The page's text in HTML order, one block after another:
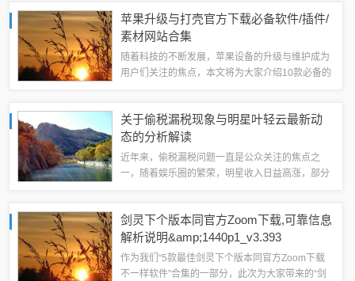
传递，让读者了解最新动态，而丹灶镇作为某...
苹果升级与打壳官方下载必备软件/插件/
素材网站合集
随着科技的不断发展，苹果设备的升级与维护成为
用户们关注的焦点，本文将为大家介绍10款必备的
这些推荐均为行业内的佼佼者，无论是新...
关于偷税漏税现象与明星叶轻云最新动
态的分析解读
近年来，偷税漏税问题一直是公众关注的焦点之
一，随着娱乐圈的繁荣，明星收入日益高涨，部分
别是关于“偷税25明星”和逆天战神叶轻云的最...
剑灵下个版本同官方Zoom下载,可靠信息
解析说明&amp;1440p1_v3.393
作为我们“5款最佳剑灵下个版本同官方Zoom下载
不一样软件”合集的一部分，此次为大家带来的“剑